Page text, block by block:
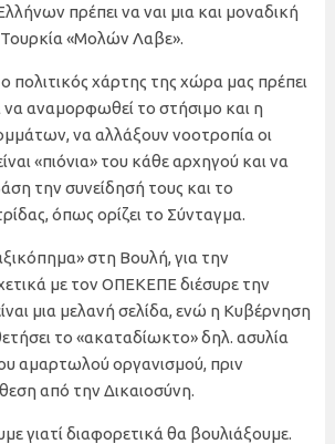
πρέπει να ναι μια και μοναδική
«Μολών Λαβε».
ο πολιτικός χάρτης της χώρα μας πρέπει
να αναμορφωθεί το στήσιμο και η
να αλλάξουν νοοτροπία οι
«πιόνια» του κάθε αρχηγού και να
την συνείδησή τους και το
όπως ορίζει το Σύνταγμα.
στη Βουλή, για την
με τον ΟΠΕΚΕΠΕ διέσυρε την
μια μελανή σελίδα, ενώ η Κυβέρνηση
το «ακαταδίωκτο» δηλ. ασυλία
αμαρτωλού οργανισμού, πριν
από την Δικαιοσύνη.
γιατί διαφορετικά θα βουλιάξουμε.